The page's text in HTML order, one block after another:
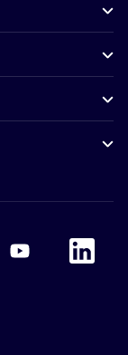
Accor Youtube
Accor